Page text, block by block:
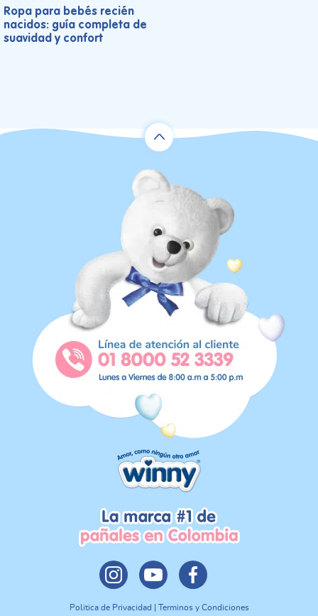
Ropa para bebés recién
nacidos: guía completa de
suavidad y confort
Politica de Privacidad | Terminos y Condiciones